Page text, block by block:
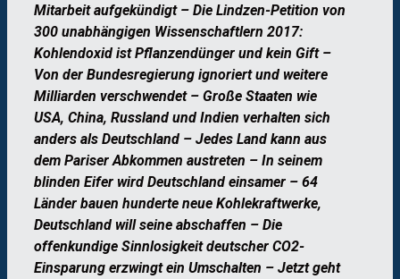
Mitarbeit aufgekündigt – Die Lindzen-Petition von
300 unabhängigen Wissenschaftlern 2017:
Kohlendoxid ist Pflanzendünger und kein Gift –
Von der Bundesregierung ignoriert und weitere
Milliarden verschwendet – Große Staaten wie
USA, China, Russland und Indien verhalten sich
anders als Deutschland – Jedes Land kann aus
dem Pariser Abkommen austreten – In seinem
blinden Eifer wird Deutschland einsamer – 64
Länder bauen hunderte neue Kohlekraftwerke,
Deutschland will seine abschaffen – Die
offenkundige Sinnlosigkeit deutscher CO2-
Einsparung erzwingt ein Umschalten – Jetzt geht